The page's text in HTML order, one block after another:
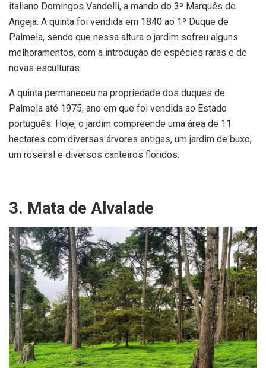
italiano Domingos Vandelli, a mando do 3º Marquês de
Angeja. A quinta foi vendida em 1840 ao 1º Duque de
Palmela, sendo que nessa altura o jardim sofreu alguns
melhoramentos, com a introdução de espécies raras e de
novas esculturas.
A quinta permaneceu na propriedade dos duques de
Palmela até 1975, ano em que foi vendida ao Estado
português. Hoje, o jardim compreende uma área de 11
hectares com diversas árvores antigas, um jardim de buxo,
um roseiral e diversos canteiros floridos.
3. Mata de Alvalade